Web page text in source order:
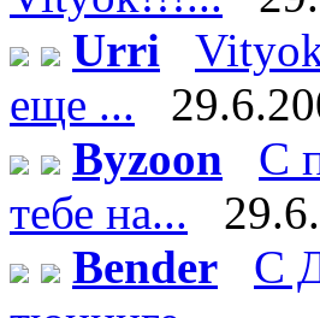
Urri
еще ...
Byzoon
С
тебе на...
Bender
С